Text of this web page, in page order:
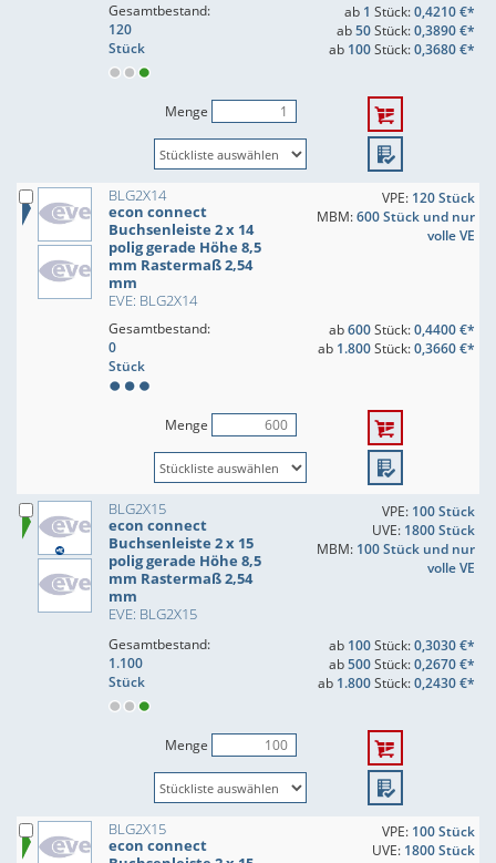
Gesamtbestand:
120
Stück
ab 1 Stück:0,4210 €*
ab50Stück:0,3890 €*
ab 100Stück:0,3680 €*
Menge
BLG2X14
econ connect
Buchsenleiste 2 x 14
polig gerade Höhe 8,5
mm Rastermaß 2,54
mm
EVE: BLG2X14
VPE: 120 Stück
MBM:600 Stück und nur
volle VE
Gesamtbestand:
0
Stück
ab600Stück:0,4400 €*
ab 1.800Stück:0,3660 €*
Menge
BLG2X15
econ connect
Buchsenleiste 2 x 15
polig gerade Höhe 8,5
mm Rastermaß 2,54
mm
EVE: BLG2X15
VPE: 100 Stück
UVE: 1800 Stück
MBM: 100 Stück und nur
volle VE
Gesamtbestand:
1.100
Stück
ab 100Stück:0,3030 €*
ab500Stück:0,2670 €*
ab 1.800Stück:0,2430 €*
Menge
BLG2X15
econ connect
VPE: 100 Stück
UVE: 1800 Stück